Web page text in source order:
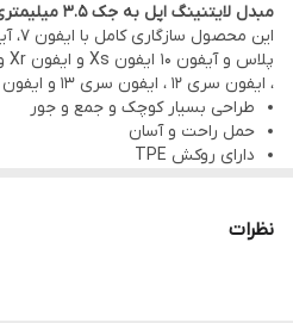
مبدل لایتنینگ اپل به جک 3.5 میلیمتری هدفون
، ایفون سری 12 ، ایفون سری 13 و ایفون سری 14 دارد.
طراحی بسیار کوچک و جمع و جور
حمل راحت و آسان
دارای روکش TPE
لایتنینگ
نظرات